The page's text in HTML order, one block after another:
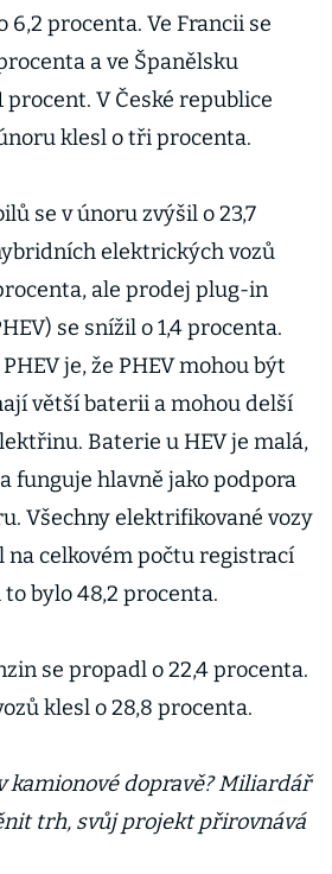
6,2 procenta. Ve Francii se
a ve Španělsku
procent. V České republice
klesl o tři procenta.
se v únoru zvýšil o 23,7
elektrických vozů
ale prodej plug-in
se snížil o 1,4 procenta.
je, že PHEV mohou být
větší baterii a mohou delší
Baterie u HEV je malá,
funguje hlavně jako podpora
Všechny elektrifikované vozy
celkovém počtu registrací
bylo 48,2 procenta.
se propadl o 22,4 procenta.
klesl o 28,8 procenta.
kamionové dopravě? Miliardář
trh, svůj projekt přirovnává